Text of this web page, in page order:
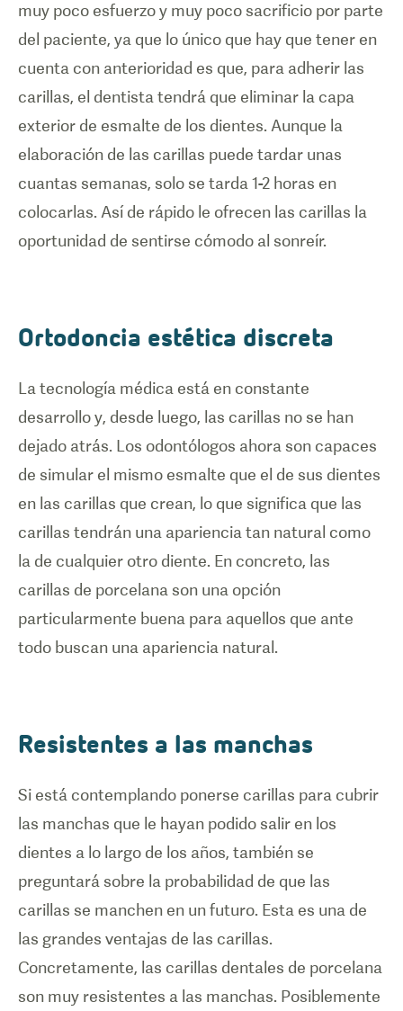
muy poco esfuerzo y muy poco sacrificio por parte
del paciente, ya que lo único que hay que tener en
cuenta con anterioridad es que, para adherir las
carillas, el dentista tendrá que eliminar la capa
exterior de esmalte de los dientes. Aunque la
elaboración de las carillas puede tardar unas
cuantas semanas, solo se tarda 1-2 horas en
colocarlas. Así de rápido le ofrecen las carillas la
oportunidad de sentirse cómodo al sonreír.
Ortodoncia estética discreta
La tecnología médica está en constante
desarrollo y, desde luego, las carillas no se han
dejado atrás. Los odontólogos ahora son capaces
de simular el mismo esmalte que el de sus dientes
en las carillas que crean, lo que significa que las
carillas tendrán una apariencia tan natural como
la de cualquier otro diente. En concreto, las
carillas de porcelana son una opción
particularmente buena para aquellos que ante
todo buscan una apariencia natural.
Resistentes a las manchas
Si está contemplando ponerse carillas para cubrir
las manchas que le hayan podido salir en los
dientes a lo largo de los años, también se
preguntará sobre la probabilidad de que las
carillas se manchen en un futuro. Esta es una de
las grandes ventajas de las carillas.
Concretamente, las carillas dentales de porcelana
son muy resistentes a las manchas. Posiblemente